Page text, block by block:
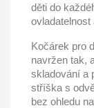
děti do
ovladatelnost
Kočárek pro
navržen tak,
skladování a
stříška s
bez ohledu